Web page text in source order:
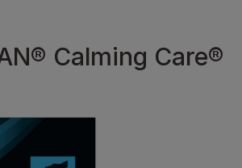
Calming Care®